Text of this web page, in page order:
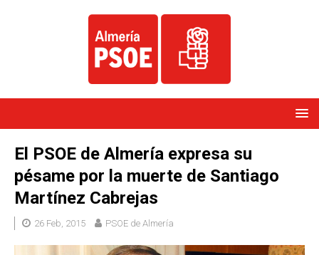
El PSOE de Almería expresa su
pésame por la muerte de Santiago
Martínez Cabrejas
26 Feb, 2015 PSOE de Almería